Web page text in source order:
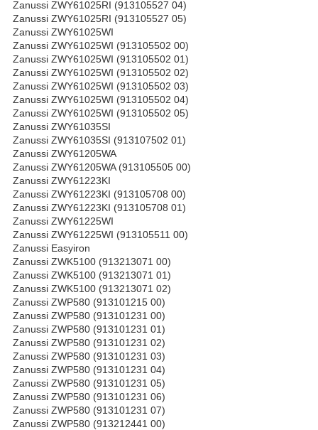
Zanussi ZWY61025RI (913105527 04)
Zanussi ZWY61025RI (913105527 05)
Zanussi ZWY61025WI
Zanussi ZWY61025WI (913105502 00)
Zanussi ZWY61025WI (913105502 01)
Zanussi ZWY61025WI (913105502 02)
Zanussi ZWY61025WI (913105502 03)
Zanussi ZWY61025WI (913105502 04)
Zanussi ZWY61025WI (913105502 05)
Zanussi ZWY61035SI
Zanussi ZWY61035SI (913107502 01)
Zanussi ZWY61205WA
Zanussi ZWY61205WA (913105505 00)
Zanussi ZWY61223KI
Zanussi ZWY61223KI (913105708 00)
Zanussi ZWY61223KI (913105708 01)
Zanussi ZWY61225WI
Zanussi ZWY61225WI (913105511 00)
Zanussi Easyiron
Zanussi ZWK5100 (913213071 00)
Zanussi ZWK5100 (913213071 01)
Zanussi ZWK5100 (913213071 02)
Zanussi ZWP580 (913101215 00)
Zanussi ZWP580 (913101231 00)
Zanussi ZWP580 (913101231 01)
Zanussi ZWP580 (913101231 02)
Zanussi ZWP580 (913101231 03)
Zanussi ZWP580 (913101231 04)
Zanussi ZWP580 (913101231 05)
Zanussi ZWP580 (913101231 06)
Zanussi ZWP580 (913101231 07)
Zanussi ZWP580 (913212441 00)